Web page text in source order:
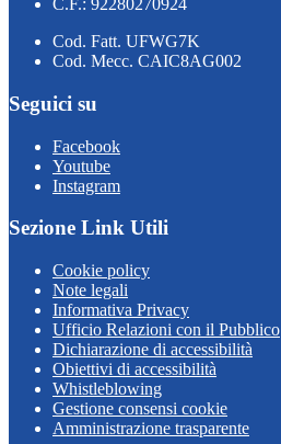
C.F.: 92280270924
Cod. Fatt. UFWG7K
Cod. Mecc. CAIC8AG002
Seguici su
Facebook
Youtube
Instagram
Sezione Link Utili
Cookie policy
Note legali
Informativa Privacy
Ufficio Relazioni con il Pubblico
Dichiarazione di accessibilità
Obiettivi di accessibilità
Whistleblowing
Gestione consensi cookie
Amministrazione trasparente